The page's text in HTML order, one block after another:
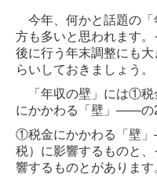
今年、何かと話題の「
方も多いと思われます
後に行う年末調整にも
らいしておきましょう。
「年収の壁」には①税
にかかわる「壁」――の2
①税金にかかわる「壁
税）に影響するものと
響するものとがあります